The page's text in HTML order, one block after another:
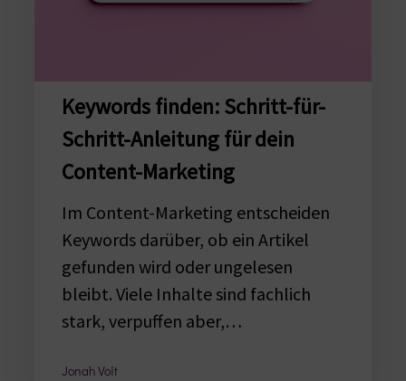
dein
Content-
Marketing
Keywords finden: Schritt-für-
Schritt-Anleitung für dein
Content-Marketing
Im Content-Marketing entscheiden
Keywords darüber, ob ein Artikel
gefunden wird oder ungelesen
bleibt. Viele Inhalte sind fachlich
stark, verpuffen aber,…
Jonah Voit